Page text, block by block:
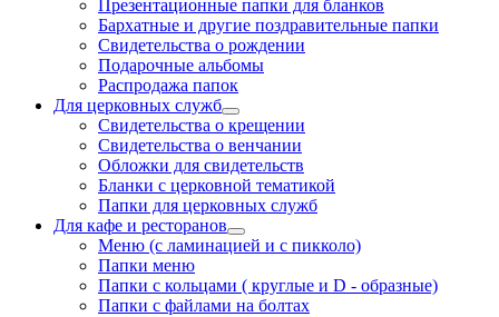
Презентационные папки для бланков
Бархатные и другие поздравительные папки
Свидетельства о рождении
Подарочные альбомы
Распродажа папок
Для церковных служб
Свидетельства о крещении
Свидетельства о венчании
Обложки для свидетельств
Бланки с церковной тематикой
Папки для церковных служб
Для кафе и ресторанов
Меню (с ламинацией и с пикколо)
Папки меню
Папки с кольцами ( круглые и D - образные)
Папки с файлами на болтах